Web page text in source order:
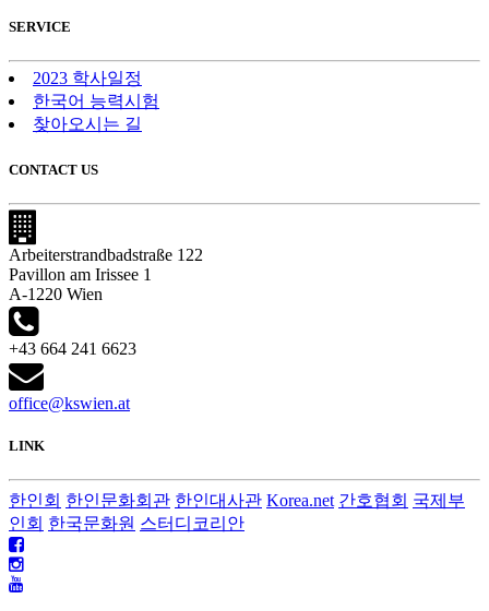
SERVICE
2023 학사일정
한국어 능력시험
찾아오시는 길
CONTACT US
Arbeiterstrandbadstraße 122
Pavillon am Irissee 1
A-1220 Wien
+43 664 241 6623
office@kswien.at
LINK
한인회 한인문화회관 한인대사관 Korea.net 간호협회 국제부
인회 한국문화원 스터디코리안